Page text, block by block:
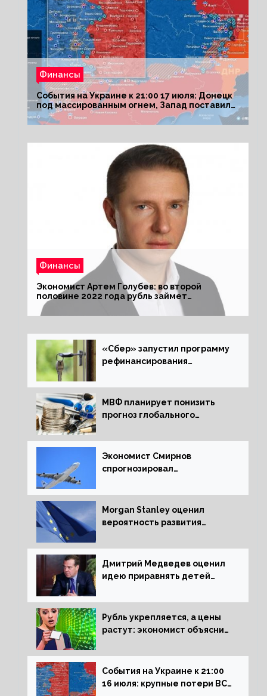
Финансы
События на Украине к 21:00 17 июля: Донецк
под массированным огнем, Запад поставил
Киеву ультиматум
Финансы
Экономист Артем Голубев: во второй
половине 2022 года рубль займет
комфортный курс
«Сбер» запустил программу
рефинансирования
МВФ планирует понизить
прогноз глобального
следующем отчете
Экономист Смирнов
спрогнозировал
России
Morgan Stanley оценил
вероятность развития
Дмитрий Медведев оценил
идею приравнять детей
Рубль укрепляется, а цены
растут: экономист объяснил
на рынок РФ
События на Украине к 21:00
16 июля: крупные потери ВСУ